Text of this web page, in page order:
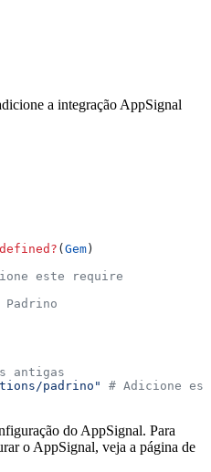
a integração AppSignal
(Gem)
este require
Padrino
antigas
padrino" # Adicione
do AppSignal. Para
o AppSignal, veja a página de